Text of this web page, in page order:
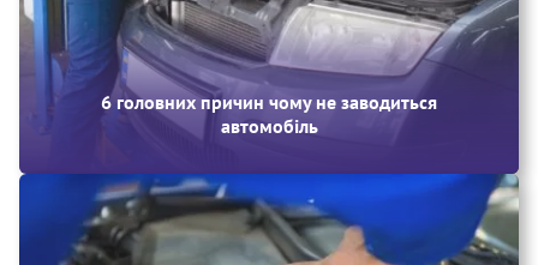
6 головних причин чому не заводиться
автомобіль